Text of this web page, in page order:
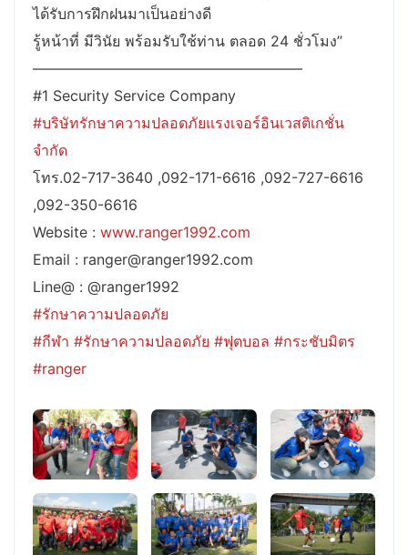
ได้รับการฝึกฝนมาเป็นอย่างดี
รู้หน้าที่ มีวินัย พร้อมรับใช้ท่าน ตลอด 24 ชั่วโมง”
——————————————————–
#1 Security Service Company
#บริษัทรักษาความปลอดภัยแรงเจอร์อินเวสติเกชั่น
จำกัด
โทร.02-717-3640 ,092-171-6616 ,092-727-6616
,092-350-6616
Website : www.ranger1992.com
Email : ranger@ranger1992.com
Line@ : @ranger1992
#รักษาความปลอดภัย
#กีฬา #รักษาความปลอดภัย #ฟุตบอล #กระชับมิตร
#ranger